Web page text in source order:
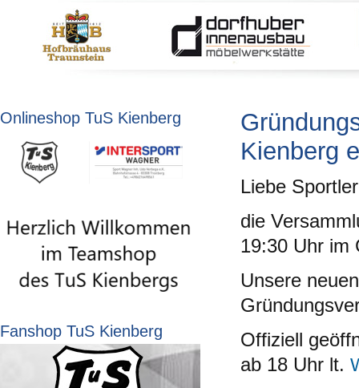
Onlineshop TuS Kienberg
Fanshop TuS Kienberg
Kienberg
Liebe
die
19:30 Uhr im
Unsere
Offiziell
ab 18 Uhr lt.